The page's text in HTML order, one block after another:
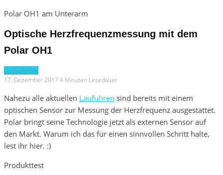
Polar OH1 am Unterarm
Optische Herzfrequenzmessung mit dem
Polar OH1
Laufzubehör
17. Dezember 2017 4 Minuten Lesedauer
Nahezu alle aktuellen Laufuhren sind bereits mit einem
optischen Sensor zur Messung der Herzfrequenz ausgestattet.
Polar bringt seine Technologie jetzt als externen Sensor auf
den Markt. Warum ich das für einen sinnvollen Schritt halte,
lest ihr hier. :)
Produkttest